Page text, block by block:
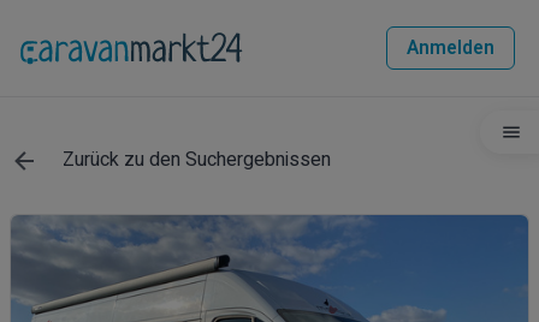
Anmelden
Zurück zu den Suchergebnissen